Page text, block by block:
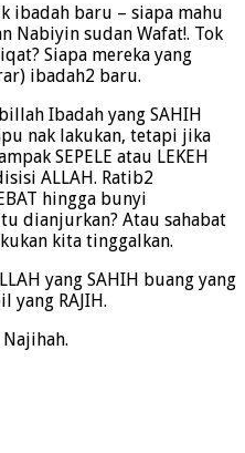
ibadah baru – siapa mahu
Nabiyin sudan Wafat!. Tok
Siapa mereka yang
ibadah2 baru.
Ibadah yang SAHIH
nak lakukan, tetapi jika
SEPELE atau LEKEH
ALLAH. Ratib2
hingga bunyi
dianjurkan? Atau sahabat
kita tinggalkan.
yang SAHIH buang yang
yang RAJIH.